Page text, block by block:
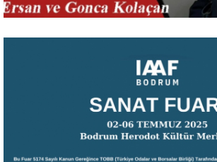
15 Aralık 2024
TR ETCA EUROPEAN TURKISH